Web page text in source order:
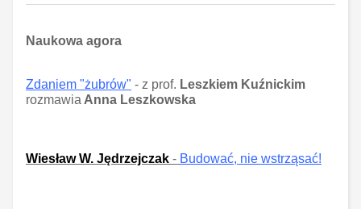
Naukowa agora
Zdaniem "żubrów" - z prof. Leszkiem Kuźnickim
rozmawia Anna Leszkowska
Wiesław W. Jędrzejczak - Budować, nie wstrząsać!